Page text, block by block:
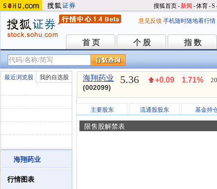
搜狐首页-新闻 -体育-S
意见反馈 手机随时随地看行情
首 页
首 页 个 股
个 股 指 数
指 数
最近浏览股 我的自选股
海翔药业
行情图表
海翔药业
(002099)
5.36 +0.09 1.71%
主要股东 流通股股东 基金持
限售股解禁表